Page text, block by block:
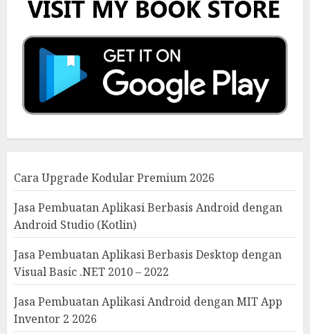
Cara Upgrade Kodular Premium 2026
Jasa Pembuatan Aplikasi Berbasis Android dengan
Android Studio (Kotlin)
Jasa Pembuatan Aplikasi Berbasis Desktop dengan
Visual Basic .NET 2010 – 2022
Jasa Pembuatan Aplikasi Android dengan MIT App
Inventor 2 2026